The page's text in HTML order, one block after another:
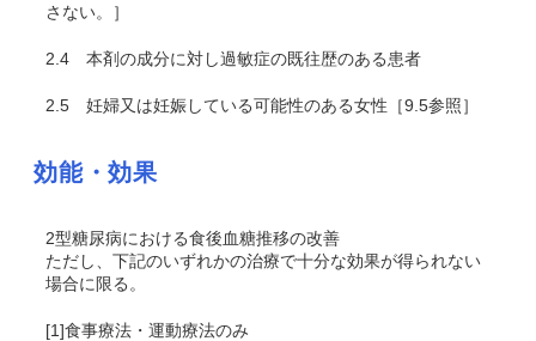
さない。］
2.4 本剤の成分に対し過敏症の既往歴のある患者
2.5 妊婦又は妊娠している可能性のある女性［9.5参照］
効能・効果
2型糖尿病における食後血糖推移の改善
ただし、下記のいずれかの治療で十分な効果が得られない
場合に限る。
[1]食事療法・運動療法のみ